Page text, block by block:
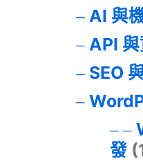
AI 與
API
SEO
發